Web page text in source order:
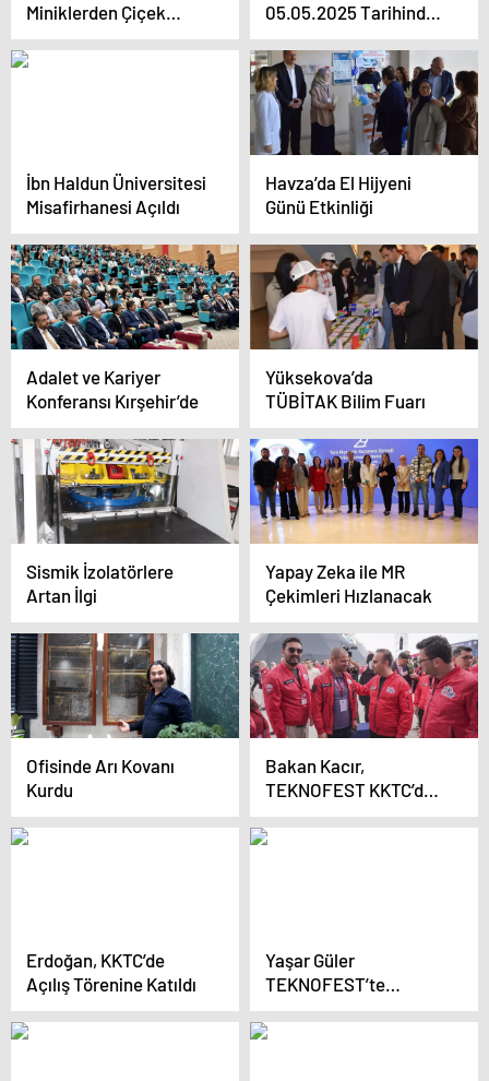
Miniklerden Çiçek
Dikme Etkinliği
05.05.2025 Tarihinde
Nikahlandı
İbn Haldun Üniversitesi
Misafirhanesi Açıldı
Havza’da El Hijyeni
Günü Etkinliği
Adalet ve Kariyer
Konferansı Kırşehir’de
Yüksekova’da
TÜBİTAK Bilim Fuarı
Sismik İzolatörlere
Artan İlgi
Yapay Zeka ile MR
Çekimleri Hızlanacak
Ofisinde Arı Kovanı
Kurdu
Bakan Kacır,
TEKNOFEST KKTC’de
AA standını ziyaret etti
Açıklaması
Erdoğan, KKTC’de
Açılış Törenine Katıldı
Yaşar Güler
TEKNOFEST’te
Gençlerle Bir Araya
Geldi